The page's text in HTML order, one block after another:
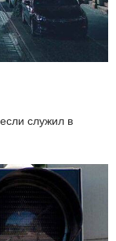
служил в